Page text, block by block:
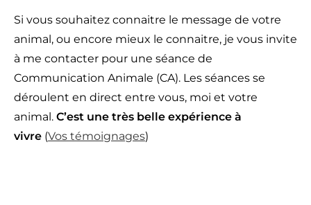
Si vous souhaitez connaitre le message de votre
animal, ou encore mieux le connaitre, je vous invite
à me contacter pour une séance de
Communication Animale (CA). Les séances se
déroulent en direct entre vous, moi et votre
animal. C’est une très belle expérience à
vivre (Vos témoignages)